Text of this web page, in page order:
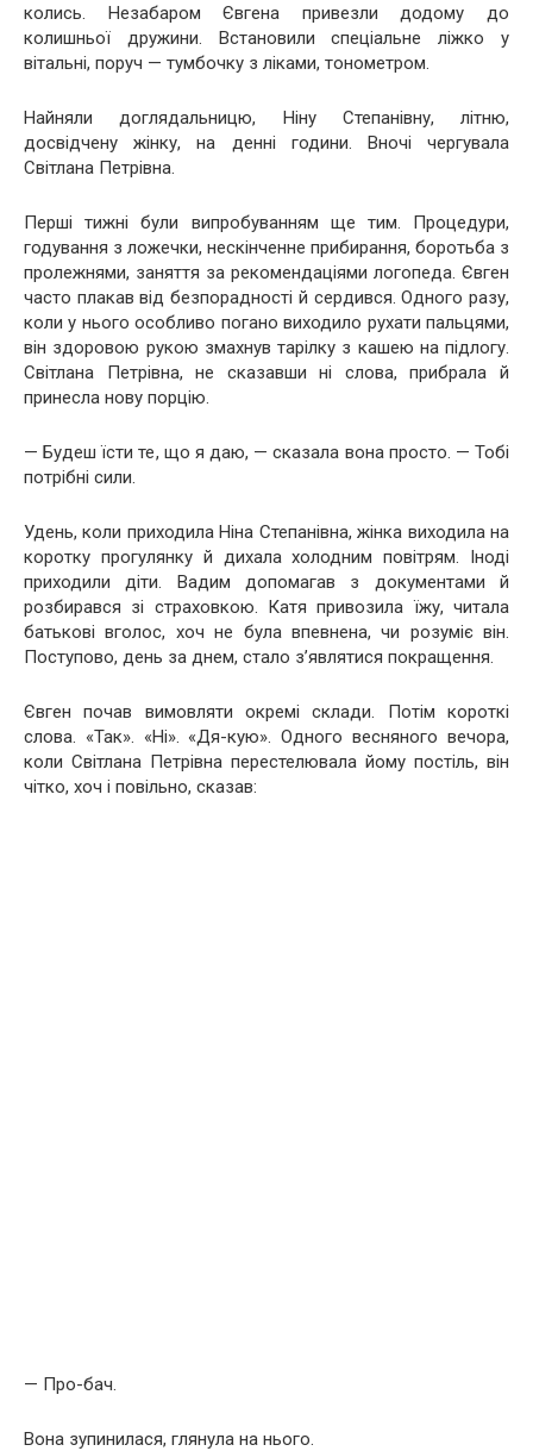
колись. Незабаром Євгена привезли додому до
колишньої дружини. Встановили спеціальне ліжко у
вітальні, поруч — тумбочку з ліками, тонометром.
Найняли доглядальницю, Ніну Степанівну, літню,
досвідчену жінку, на денні години. Вночі чергувала
Світлана Петрівна.
Перші тижні були випробуванням ще тим. Процедури,
годування з ложечки, нескінченне прибирання, боротьба з
пролежнями, заняття за рекомендаціями логопеда. Євген
часто плакав від безпорадності й сердився. Одного разу,
коли у нього особливо погано виходило рухати пальцями,
він здоровою рукою змахнув тарілку з кашею на підлогу.
Світлана Петрівна, не сказавши ні слова, прибрала й
принесла нову порцію.
— Будеш їсти те, що я даю, — сказала вона просто. — Тобі
потрібні сили.
Удень, коли приходила Ніна Степанівна, жінка виходила на
коротку прогулянку й дихала холодним повітрям. Іноді
приходили діти. Вадим допомагав з документами й
розбирався зі страховкою. Катя привозила їжу, читала
батькові вголос, хоч не була впевнена, чи розуміє він.
Поступово, день за днем, стало з’являтися покращення.
Євген почав вимовляти окремі склади. Потім короткі
слова. «Так». «Ні». «Дя-кую». Одного весняного вечора,
коли Світлана Петрівна перестелювала йому постіль, він
чітко, хоч і повільно, сказав:
— Про-бач.
Вона зупинилася, глянула на нього.